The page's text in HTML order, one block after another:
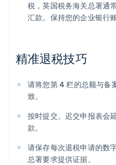
税，英国税务海关总署通
汇款。保持您的企业银行
精准退税技巧
请将您第 4 栏的总额与备
致。
按时提交。迟交申报表会
款。
请保存每次退税申请的数
总署要求提供证据。